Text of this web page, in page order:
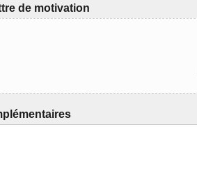
de motivation